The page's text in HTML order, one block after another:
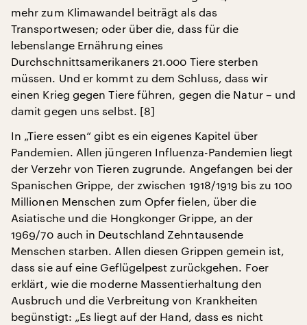
mehr zum Klimawandel beiträgt als das
Transportwesen; oder über die, dass für die
lebenslange Ernährung eines
Durchschnittsamerikaners 21.000 Tiere sterben
müssen. Und er kommt zu dem Schluss, dass wir
einen Krieg gegen Tiere führen, gegen die Natur – und
damit gegen uns selbst. [8]
In „Tiere essen“ gibt es ein eigenes Kapitel über
Pandemien. Allen jüngeren Influenza-Pandemien liegt
der Verzehr von Tieren zugrunde. Angefangen bei der
Spanischen Grippe, der zwischen 1918/1919 bis zu 100
Millionen Menschen zum Opfer fielen, über die
Asiatische und die Hongkonger Grippe, an der
1969/70 auch in Deutschland Zehntausende
Menschen starben. Allen diesen Grippen gemein ist,
dass sie auf eine Geflügelpest zurückgehen. Foer
erklärt, wie die moderne Massentierhaltung den
Ausbruch und die Verbreitung von Krankheiten
begünstigt: „Es liegt auf der Hand, dass es nicht